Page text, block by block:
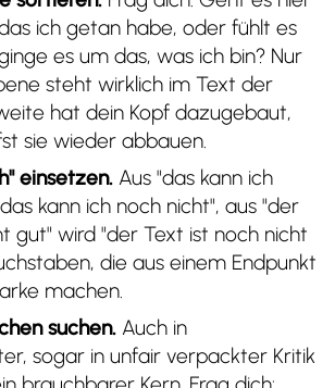
ich getan habe, oder fühlt es
es um das, was ich bin? Nur
steht wirklich im Text der
hat dein Kopf dazugebaut,
sie wieder abbauen.
einsetzen. Aus "das kann ich
kann ich noch nicht", aus "der
gut" wird "der Text ist noch nicht
die aus einem Endpunkt
machen.
suchen. Auch in
sogar in unfair verpackter Kritik